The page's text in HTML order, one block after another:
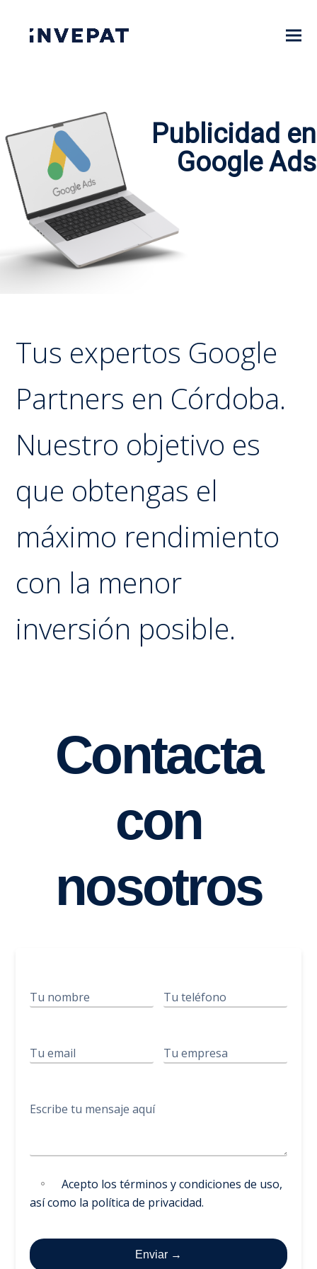
Pub icidad en
Goog e Ads
Tus expertos Google
Partners en Córdoba.
Nuestro objetivo es
que obtengas el
máximo rendimiento
con la menor
inversión posible.​
Contacta
con
nosotros
Acepto lostérminos y condiciones de uso,
así como la política de privacidad.